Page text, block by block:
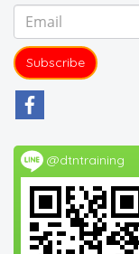
Subscribe
@dtntraining